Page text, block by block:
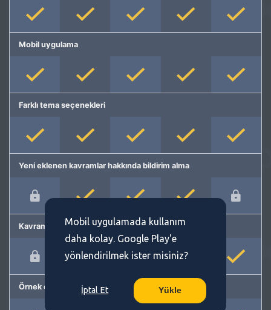
Mobil uygulama
Farklı tema seçenekleri
Yeni eklenen kavramlar hakkında bildirim alma
Kavram önerme
Örnek cümleler
Mobil uygulamada kullanım
daha kolay. Google Play'e
yönlendirilmek ister misiniz?
İptal Et Yükle